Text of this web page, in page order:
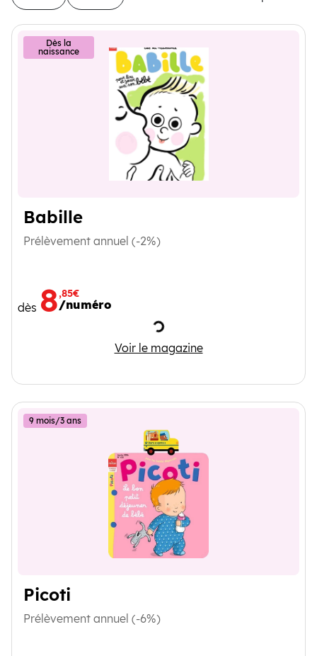
20 produits disponibles
Babille
Dès la
naissance
Prélèvement annuel (-2%)
dès 8,85€
/numéro
Chargement
Voir le magazine
Babille
Picoti
9 mois/3 ans
Prélèvement annuel (-6%)